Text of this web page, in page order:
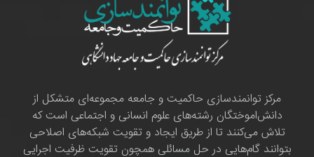
مرکز توانمندسازی حاکمیت و جامعه مجموعه‌ای متشکل از
دانش‌اموختگان رشته‌های علوم انسانی و اجتماعی است که
تلاش می‌کنند تا از طریق ایجاد و تقویت شبکه‌های اصلاحی
بتوانند گام‌هایی در حل مسائلی همچون تقویت ظرفیت اجرایی